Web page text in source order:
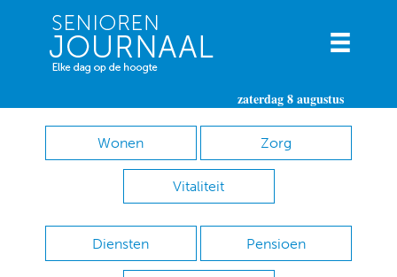
zaterdag 8 augustus
Wonen Zorg
Vitaliteit
Diensten Pensioen